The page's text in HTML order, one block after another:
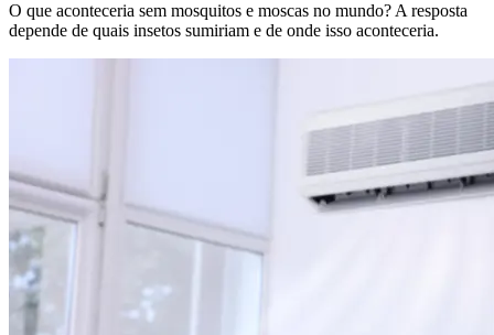
O que aconteceria sem mosquitos e moscas no mundo? A resposta
depende de quais insetos sumiriam e de onde isso aconteceria.